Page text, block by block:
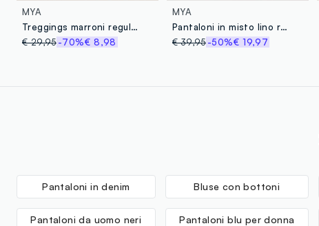
MYA
Treggings marroni regular fit
€ 29,95-70%€ 8,98
MYA
Pantaloni in misto lino rosso regular fit
€ 39,95-50%€ 19,97
Pantaloni in denim Bluse con bottoni
Pantaloni da uomo neri Pantaloni blu per donna